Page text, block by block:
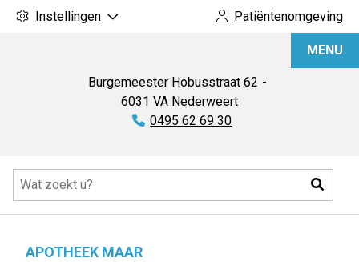
Instellingen Patiëntenomgeving
Burgemeester Hobusstraat62
6031 VA Nederweert
Tel:
0495 62 69 30
MENU
APOTHEEK MAAR